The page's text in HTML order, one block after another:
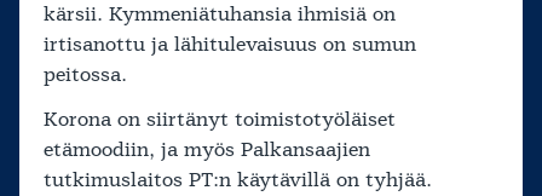
kärsii. Kymmeniätuhansia ihmisiä on
irtisanottu ja lähitulevaisuus on sumun
peitossa.
Korona on siirtänyt toimistotyöläiset
etämoodiin, ja myös Palkansaajien
tutkimuslaitos PT:n käytävillä on tyhjää.